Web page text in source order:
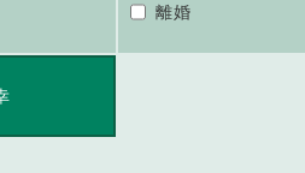
離婚